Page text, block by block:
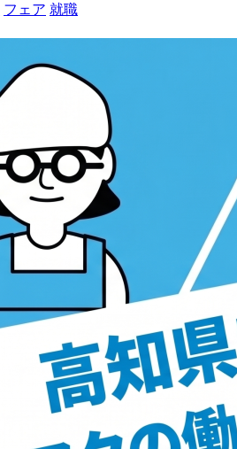
フェア 就職